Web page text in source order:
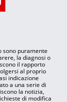
sono puramente
la diagnosi o
il rapporto
al proprio
indicazione
a una serie di
la notizia,
di modifica